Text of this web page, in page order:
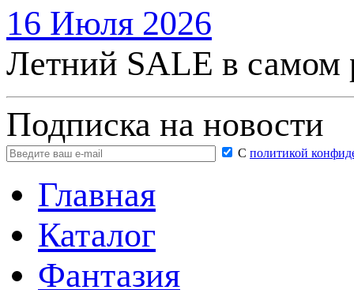
16 Июля 2026
Летний SALE в самом
Подписка на новости
С политикой
Главная
Каталог
Фантазия